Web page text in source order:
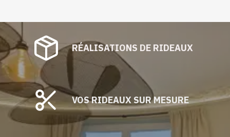
RÉALISATIONS DE RIDEAUX
VOS RIDEAUX SUR MESURE